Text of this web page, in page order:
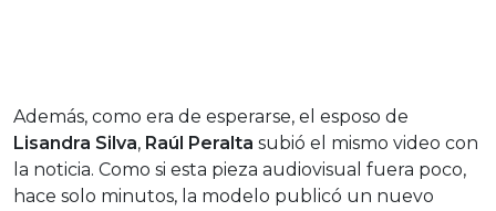
Además, como era de esperarse, el esposo de
Lisandra Silva, Raúl Peralta subió el mismo video con
la noticia. Como si esta pieza audiovisual fuera poco,
hace solo minutos, la modelo publicó un nuevo